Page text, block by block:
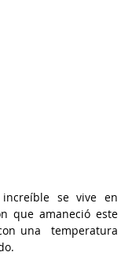
se vive en
que amaneció este
una  temperatura